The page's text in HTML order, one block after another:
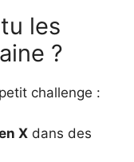
les
?
challenge :
X dans des